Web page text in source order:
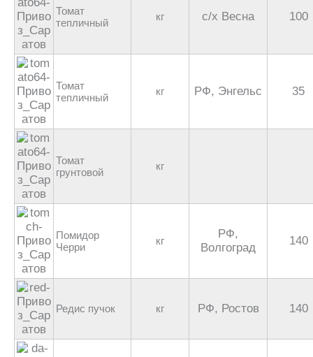
Томат
тепличный
кг с/х Весна 100
Томат
тепличный
кг РФ, Энгельс 35
Томат
грунтовой
кг
Помидор
Черри
кг
РФ,
Волгоград
140
Редис пучок кг РФ, Ростов 140